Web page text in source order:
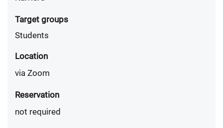
Target groups
Students
Location
via Zoom
Reservation
not required